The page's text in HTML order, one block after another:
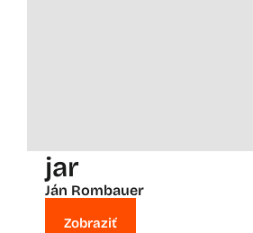
jar
Ján Rombauer
Zobraziť